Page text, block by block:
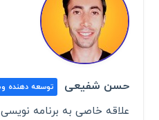
حسن شفیعی توسعه دهنده
علاقه خاصی به برنامه